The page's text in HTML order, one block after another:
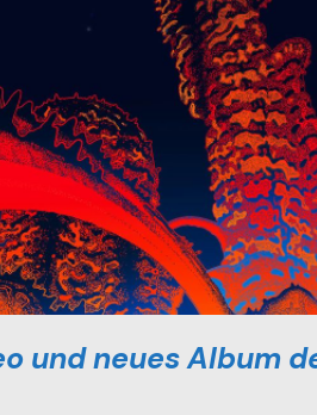
und neues Album